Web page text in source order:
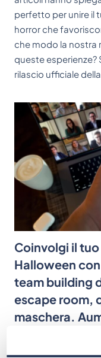
perfetto per unire il
horror che
che modo la nostra
queste esperienze?
rilascio ufficiale
Coinvolgi il
Halloween
team building
escape room,
maschera.